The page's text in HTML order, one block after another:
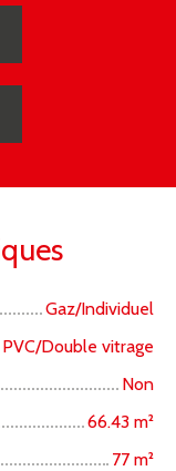
Gaz/Individuel
PVC/Double vitrage
Non
66.43 m²
77 m²